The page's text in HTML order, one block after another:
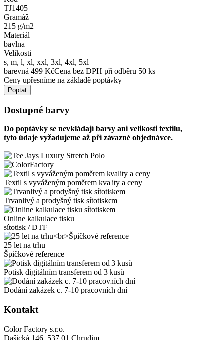
TJ1405
Gramáž
215 g/m2
Materiál
bavlna
Velikosti
s, m, l, xl, xxl, 3xl, 4xl, 5xl
barevná 499 KčCena bez DPH při odběru 50 ks
Ceny upřesníme na základě poptávky
Poptat
Dostupné barvy
Do poptávky se nevkládají barvy ani velikosti textilu,
tyto údaje vyžadujeme až při závazné objednávce.
Textil s vyváženým poměrem kvality a ceny
Trvanlivý a prodyšný tisk sítotiskem
Online kalkulace tisku
sítotisk / DTF
25 let na trhu
Špičkové reference
Potisk digitálním transferem od 3 kusů
Dodání zakázek c. 7-10 pracovních dní
Kontakt
Color Factory s.r.o.
Dašická 146, 537 01 Chrudim